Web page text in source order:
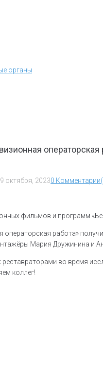
органы
октября, 20230
фильмов и программ
операторская работа»
Мария Дружинина и
во время
коллег!